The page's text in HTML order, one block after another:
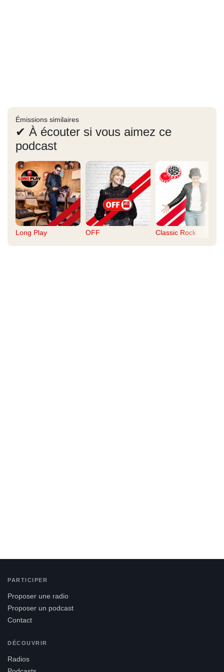
Émissions similaires
✔ À écouter si vous aimez ce
podcast
Long Play OFF Classic Rock
PARTICIPER
Proposer une radio
Proposer un podcast
Contact
DÉCOUVRIR
Radios